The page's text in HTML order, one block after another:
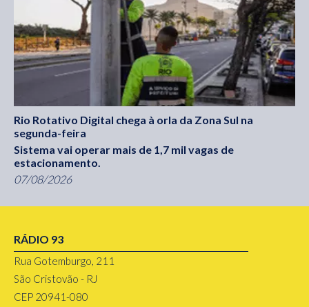
Rio Rotativo Digital chega à orla da Zona Sul na
segunda-feira
Sistema vai operar mais de 1,7 mil vagas de
estacionamento.
07/08/2026
RÁDIO 93
Rua Gotemburgo, 211
São Cristovão - RJ
CEP 20941-080